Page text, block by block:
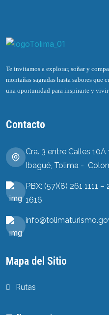
Te invitamos a explorar, soñar y
montañas sagradas hasta sabores que
una oportunidad para inspirarte y
Contacto
Cra. 3 entre Calles 10A
Ibagué, Tolima -
PBX: (57)(8) 261 1111 –
1616
Mapa del Sitio
Rutas